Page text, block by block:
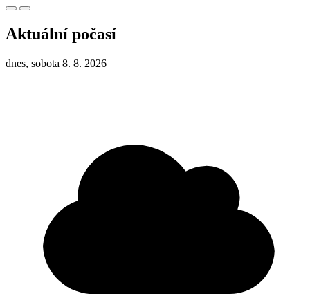
Aktuální počasí
dnes, sobota 8. 8. 2026